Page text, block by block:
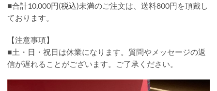
■合計10,000円(税込)未満のご注文は、送料800円を頂戴し
ております。
【注意事項】
■土・日・祝日は休業になります。質問やメッセージの返
信が遅れることがございます。ご了承ください。